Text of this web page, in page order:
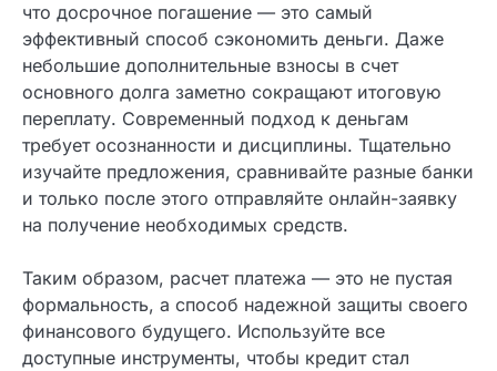
При использовании калькулятора применяется
математическая формула расчета, которая
учитывает капитализацию. После вычислений
вы получите подробный график платежей.
Помните, что досрочное погашение — это
самый эффективный способ сэкономить деньги.
Даже небольшие дополнительные взносы в счет
основного долга заметно сокращают итоговую
требует осознанности и дисциплины. Тщательно
изучайте предложения, сравнивайте разные
банки и только после этого отправляйте онлайн-
заявку на получение необходимых средств.
Заполните форму для получения займа